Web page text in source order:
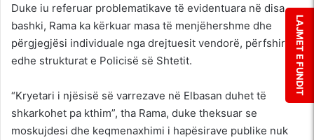
Duke iu referuar problematikave të evidentuara në disa
bashki, Rama ka kërkuar masa të menjëhershme dhe
përgjegjësi individuale nga drejtuesit vendorë, përfshirë
edhe strukturat e Policisë së Shtetit.
“Kryetari i njësisë së varrezave në Elbasan duhet të
shkarkohet pa kthim”, tha Rama, duke theksuar se
moskujdesi dhe keqmenaxhimi i hapësirave publike nuk
LAJMET E FUNDIT